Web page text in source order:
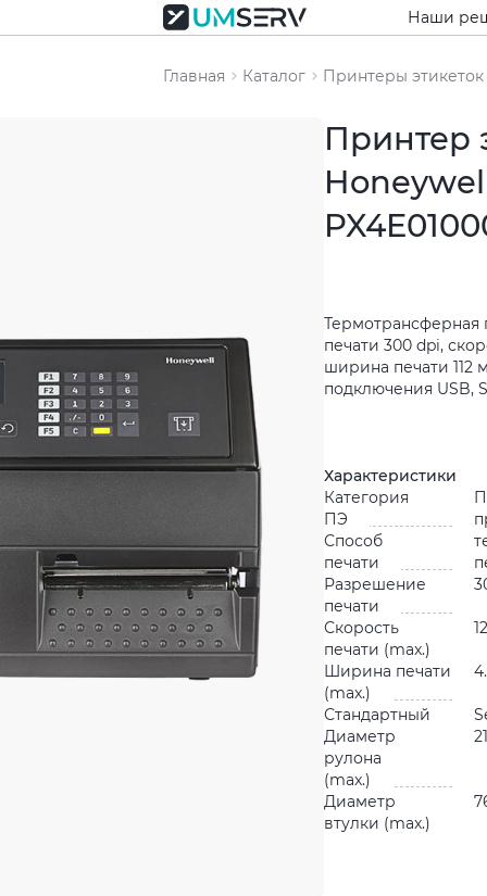
Наши
Главная Каталог Принтеры этикеток
Принтер
Термотрансферная
печати 300 dpi,
ширина печати 112
подключения USB,
Характеристики
Категория
ПЭ
Способ
печати
Разрешение
печати
Скорость
печати (max.)
Ширина печати
(max.)
Стандартный
Диаметр
рулона
(max.)
Диаметр
втулки (max.)